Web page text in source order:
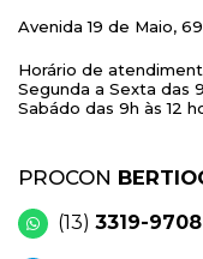
Avenida 19 de Maio,
Horário de
Segunda a Sexta das
Sabádo das 9h às 12
PROCON
(13) 3319-9708